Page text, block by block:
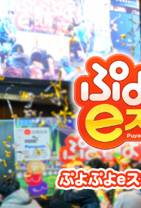
ぷよぷよeスポーツ 特設